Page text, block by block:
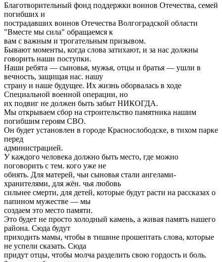
Благотворительный фонд поддержки воинов Отечества, семей
погибших и
пострадавших воинов Отечества Волгоградской области
"Вместе мы сила" обращаемся к
вам с важным и трогательным призывом.
Бывают моменты, когда слова затихают, и за нас должны
говорить наши поступки.
Наши ребята — сыновья, мужья, отцы и братья — ушли в
вечность, защищая нас. нашу
страну и наше будущее. Их жизнь оборвалась в ходе
Специальной военной операции, но
их подвиг не должен быть забыт НИКОГДА.
Мы открываем сбор на строительство памятника нашим
погибшим героям СВО.
Он будет установлен в городе Краснослободске, в тихом парке
перед
администрацией.
У каждого человека должно быть место, где можно
поговорить с тем. кого уже не
обнять. Для матерей, чьи сыновья стали ангелами-
хранителями, для жён. чья любовь
сильнее смерти, для детей, которые будут расти на рассказах о
папином мужестве — мы
создаем это место памяти.
Это будет не просто холодный камень, а живая память нашего
района. Сюда будут
приходить мамы, чтобы в тишине прошептать слова, которые
не успели сказать. Сюда
придут отцы, чтобы молча разделить свою гордость и боль.